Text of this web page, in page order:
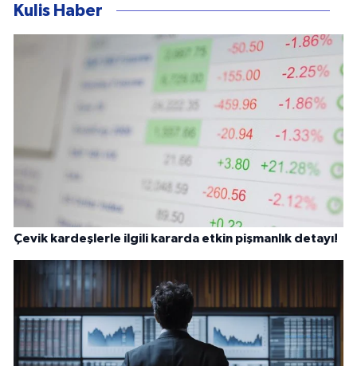
Kulis Haber
Çevik kardeşlerle ilgili kararda etkin pişmanlık detayı!